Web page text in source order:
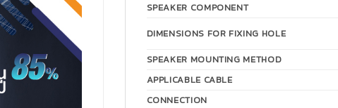
SPEAKER COMPONENT
DIMENSIONS FOR FIXING HOLE
SPEAKER MOUNTING METHOD
APPLICABLE CABLE
CONNECTION